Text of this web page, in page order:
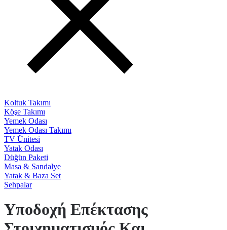
Koltuk Takımı
Köşe Takımı
Yemek Odası
Yemek Odası Takımı
TV Ünitesi
Yatak Odası
Düğün Paketi
Masa & Sandalye
Yatak & Baza Set
Sehpalar
Υποδοχή Επέκτασης